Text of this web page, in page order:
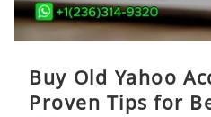
Buy Old Yahoo
Proven Tips for